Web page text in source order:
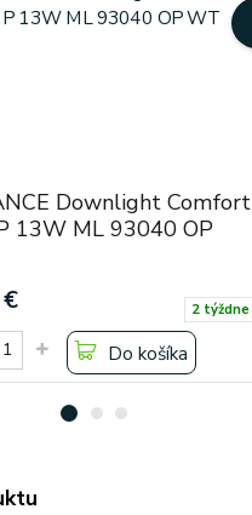
Downlight Comfort
13W ML 93040 OP
2 týždne
Do košíka